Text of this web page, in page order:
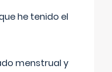
he tenido el
menstrual y